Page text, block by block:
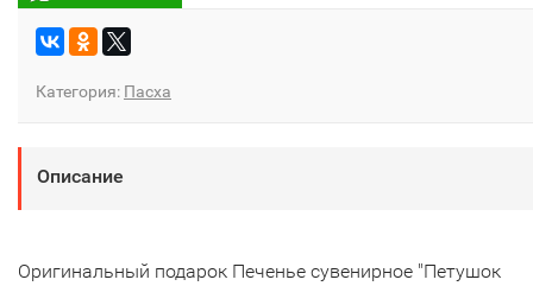
Категория: Пасха
Описание
Оригинальный подарок Печенье сувенирное "Петушок